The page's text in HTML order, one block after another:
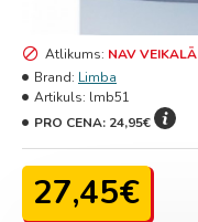
27,45€
Atlikums: NAV VEIKALĀ
Brand: Limba
Artikuls: lmb51
PRO CENA: 24,95€